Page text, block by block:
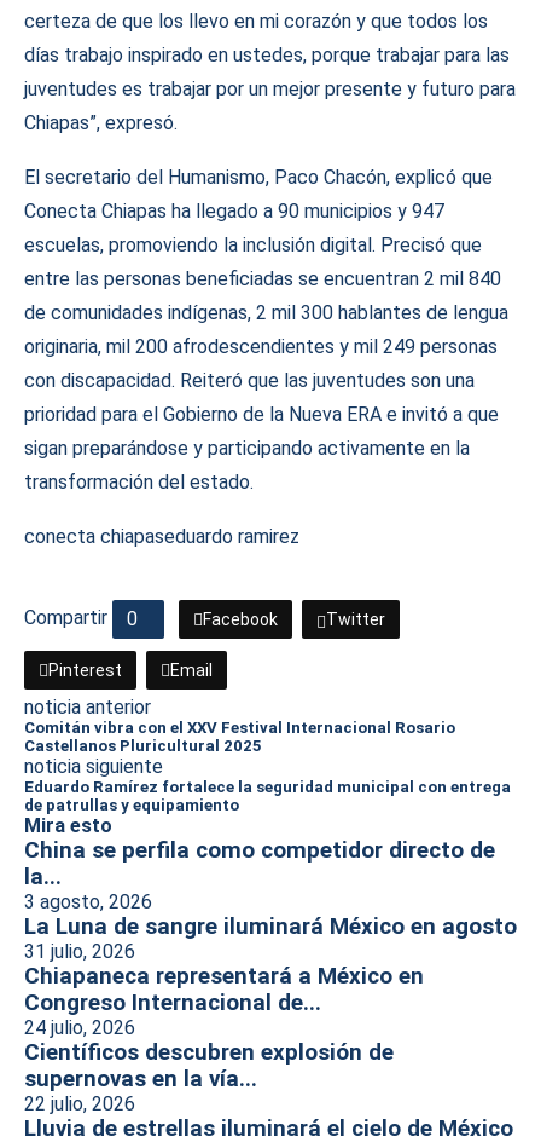
certeza de que los llevo en mi corazón y que todos los
días trabajo inspirado en ustedes, porque trabajar para las
juventudes es trabajar por un mejor presente y futuro para
Chiapas”, expresó.
El secretario del Humanismo, Paco Chacón, explicó que
Conecta Chiapas ha llegado a 90 municipios y 947
escuelas, promoviendo la inclusión digital. Precisó que
entre las personas beneficiadas se encuentran 2 mil 840
de comunidades indígenas, 2 mil 300 hablantes de lengua
originaria, mil 200 afrodescendientes y mil 249 personas
con discapacidad. Reiteró que las juventudes son una
prioridad para el Gobierno de la Nueva ERA e invitó a que
sigan preparándose y participando activamente en la
transformación del estado.
conecta chiapaseduardo ramirez
Compartir 0 Facebook Twitter
Pinterest Email
noticia anterior
Comitán vibra con el XXV Festival Internacional Rosario
Castellanos Pluricultural 2025
noticia siguiente
Eduardo Ramírez fortalece la seguridad municipal con entrega
de patrullas y equipamiento
Mira esto
China se perfila como competidor directo de
la...
3 agosto, 2026
La Luna de sangre iluminará México en agosto
31 julio, 2026
Chiapaneca representará a México en
Congreso Internacional de...
24 julio, 2026
Científicos descubren explosión de
supernovas en la vía...
22 julio, 2026
Lluvia de estrellas iluminará el cielo de México